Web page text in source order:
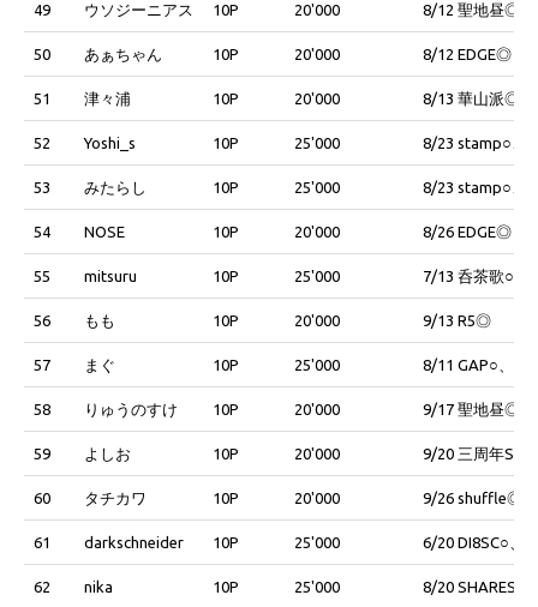
49 ウソジーニアス 10P 20'000 8/12 聖地昼◎
50 あぁちゃん 10P 20'000 8/12 EDGE◎
51 津々浦 10P 20'000 8/13 華山派◎
52 Yoshi_s 10P 25'000 8/23 stamp○、
53 みたらし 10P 25'000 8/23 stamp○、
54 NOSE 10P 20'000 8/26 EDGE◎
55 mitsuru 10P 25'000 7/13 呑茶歌○、
56 もも 10P 20'000 9/13 R5◎
57 まぐ 10P 25'000 8/11 GAP○、9/
58 りゅうのすけ 10P 20'000 9/17 聖地昼◎
59 よしお 10P 20'000 9/20 三周年SC◎
60 タチカワ 10P 20'000 9/26 shuffle◎
61 darkschneider 10P 25'000 6/20 DI8SC○、
62 nika 10P 25'000 8/20